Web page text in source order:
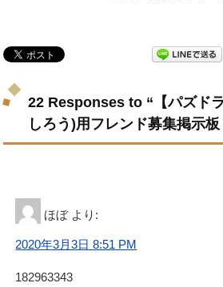
22 Responses to “【パズド
しろう)用フレンド募集掲示
ほぼ より:
2020年3月3日 8:51 PM
182963343